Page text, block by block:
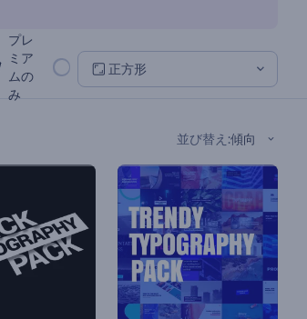
プレ
ミア
ムの
み
正方形
並び替え :傾向